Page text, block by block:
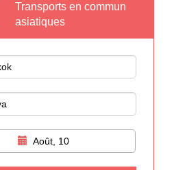
Transports en commun
asiatiques
Août, 10